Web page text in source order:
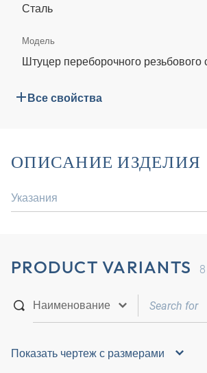
Сталь
Модель
Штуцер переборочного резьбового
Все свойства
ОПИСАНИЕ ИЗДЕЛИЯ
Указания
PRODUCT VARIANTS 8
Показать чертеж с размерами